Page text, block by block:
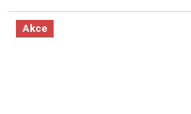
Akce